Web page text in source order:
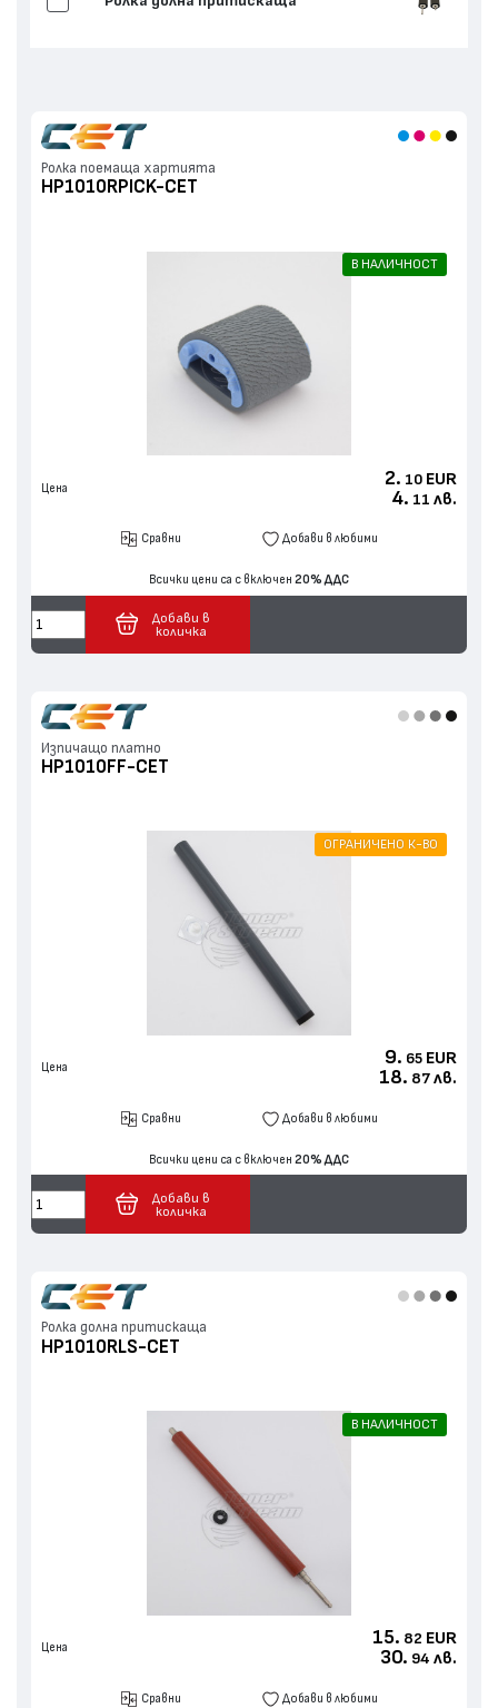
Ролка поемаща хартията
HP1010RPICK-CET
В НАЛИЧНОСТ
Цена 2. 10 EUR
4. 11 лв.
Сравни Добави в любими
Всички цени са с включен 20% ДДС
Добави в
количка
Изпичащо платно
HP1010FF-CET
ОГРАНИЧЕНО К-ВО
Цена 9. 65 EUR
18. 87 лв.
Сравни Добави в любими
Всички цени са с включен 20% ДДС
Добави в
количка
Ролка долна притискаща
HP1010RLS-CET
В НАЛИЧНОСТ
Цена 15. 82 EUR
30. 94 лв.
Сравни Добави в любими